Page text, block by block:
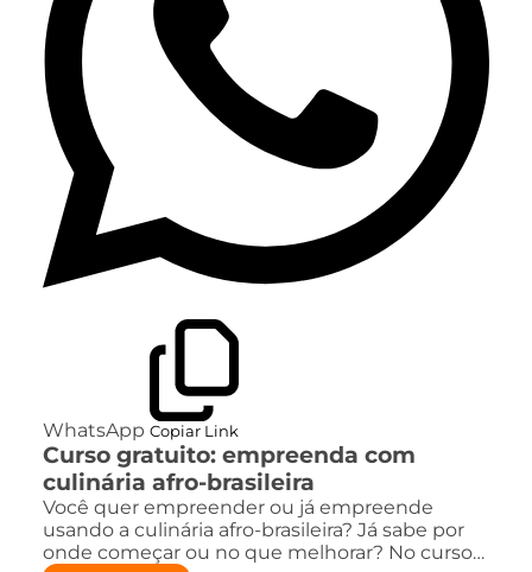
WhatsApp Copiar Link
Curso gratuito: empreenda com
culinária afro-brasileira
Você quer empreender ou já empreende
usando a culinária afro-brasileira? Já sabe por
onde começar ou no que melhorar? No curso…